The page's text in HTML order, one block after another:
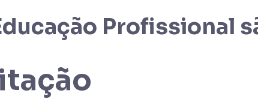
Profissional